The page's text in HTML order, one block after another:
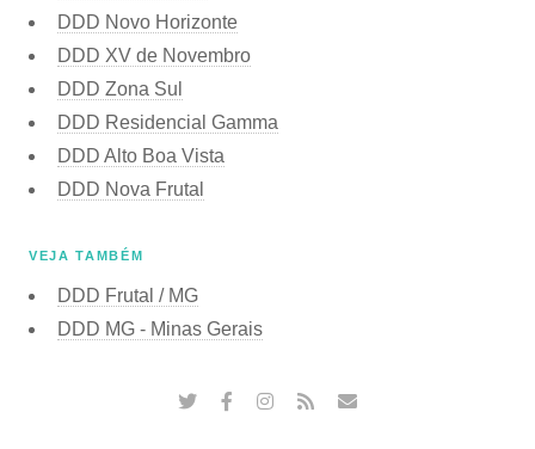
DDD Novo Horizonte
DDD XV de Novembro
DDD Zona Sul
DDD Residencial Gamma
DDD Alto Boa Vista
DDD Nova Frutal
VEJA TAMBÉM
DDD Frutal / MG
DDD MG - Minas Gerais